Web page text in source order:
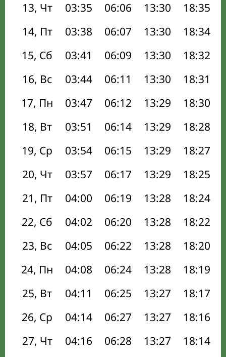
13, Чт
03:35 06:06 13:30 18:35
14, Пт
03:38 06:07 13:30 18:34
15, Сб
03:41 06:09 13:30 18:32
16, Вс
03:44 06:11 13:30 18:31
17, Пн
03:47 06:12 13:29 18:30
18, Вт
03:51 06:14 13:29 18:28
19, Ср
03:54 06:15 13:29 18:27
20, Чт
03:57 06:17 13:29 18:25
21, Пт
04:00 06:19 13:28 18:24
22, Сб
04:02 06:20 13:28 18:22
23, Вс
04:05 06:22 13:28 18:20
24, Пн
04:08 06:24 13:28 18:19
25, Вт
04:11 06:25 13:27 18:17
26, Ср
04:14 06:27 13:27 18:16
27, Чт
04:16 06:28 13:27 18:14